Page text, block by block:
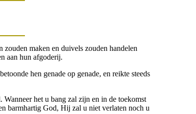
maken en duivels zouden handelen
aan hun afgoderij.
hen genade op genade, en reikte steeds
het u bang zal zijn en in de toekomst
barmhartig God, Hij zal u niet verlaten noch u